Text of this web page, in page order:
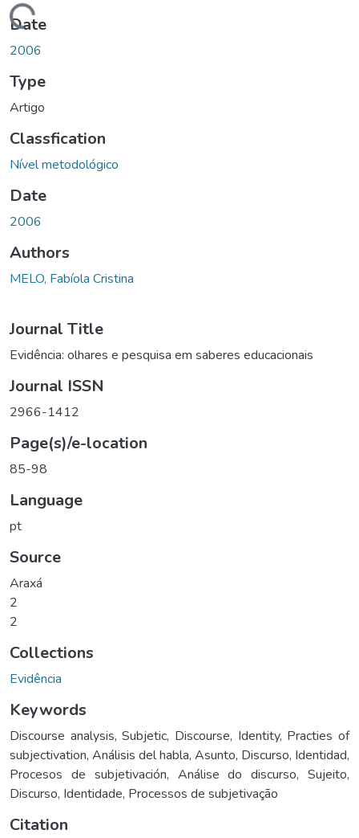
Date
2006
Type
Artigo
Classfication
Nível metodológico
Date
2006
Authors
MELO, Fabíola Cristina
Journal Title
Evidência: olhares e pesquisa em saberes educacionais
Journal ISSN
2966-1412
Page(s)/e-location
85-98
Language
pt
Source
Araxá
2
2
Collections
Evidência
Keywords
Discourse analysis,Subjetic, Discourse, Identity, Practies of
subjectivation, Análisis del habla, Asunto, Discurso, Identidad,
Procesos de subjetivación, Análise do discurso,Sujeito,
Discurso, Identidade, Processos de subjetivação
Citation